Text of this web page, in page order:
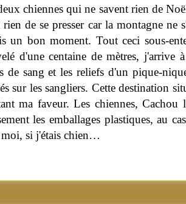
chiennes qui ne savent rien de
rien de se presser car la montagne ne
un bon moment. Tout ceci sous-
d'une centaine de mètres, j'arrive
de sang et les reliefs d'un pique-
sur les sangliers. Cette destination
ma faveur. Les chiennes,
les emballages plastiques, au
si j'étais chien…